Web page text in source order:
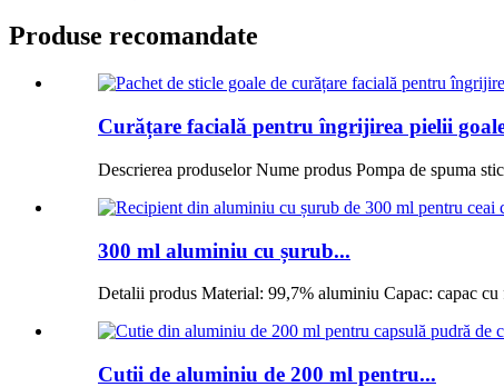
Produse recomandate
Curățare facială pentru îngrijirea pielii
Descrierea produselor Nume produs Pompa de spuma
300 ml aluminiu cu șurub...
Detalii produs Material: 99,7% aluminiu Capac: capac
Cutii de aluminiu de 200 ml pentru...